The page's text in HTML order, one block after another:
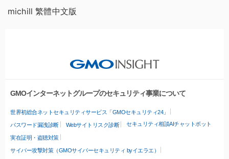
michill 繁體中文版
GMOインターネットグループのセキュリティ事業について
世界初総合ネットセキュリティサービス「GMOセキュリティ24」
パスワード漏洩診断 Webサイトリスク診断 セキュリティ相談AIチャットボット
実在証明・盗聴対策
サイバー攻撃対策（GMOサイバーセキュリティ byイエラエ）